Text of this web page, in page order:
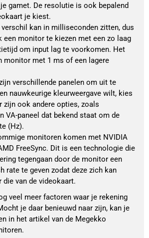
gamet. De resolutie is ook bepalend
je kiest.
verschil kan in milliseconden zitten, dus
een monitor te kiezen met een zo laag
om input lag te voorkomen. Het
monitor met 1 ms of een lagere
verschillende panelen om uit te
nauwkeurige kleurweergave wilt, kies
zijn ook andere opties, zoals
VA-paneel dat bekend staat om de
(Hz).
monitoren komen met NVIDIA
FreeSync. Dit is een technologie die
tegengaan door de monitor een
rate te geven zodat deze zich kan
die van de videokaart.
veel meer factoren waar je rekening
je daar benieuwd naar zijn, kan je
in het artikel van de Megekko